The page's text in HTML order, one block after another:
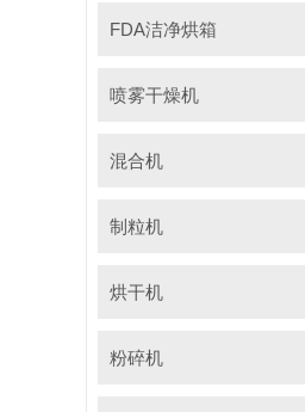
FDA洁净烘箱
喷雾干燥机
混合机
制粒机
烘干机
粉碎机